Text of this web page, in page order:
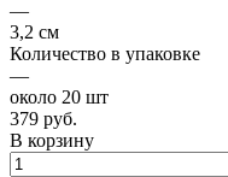
—
3,2 см
Количество в упаковке
—
около 20 шт
379 руб.
В корзину